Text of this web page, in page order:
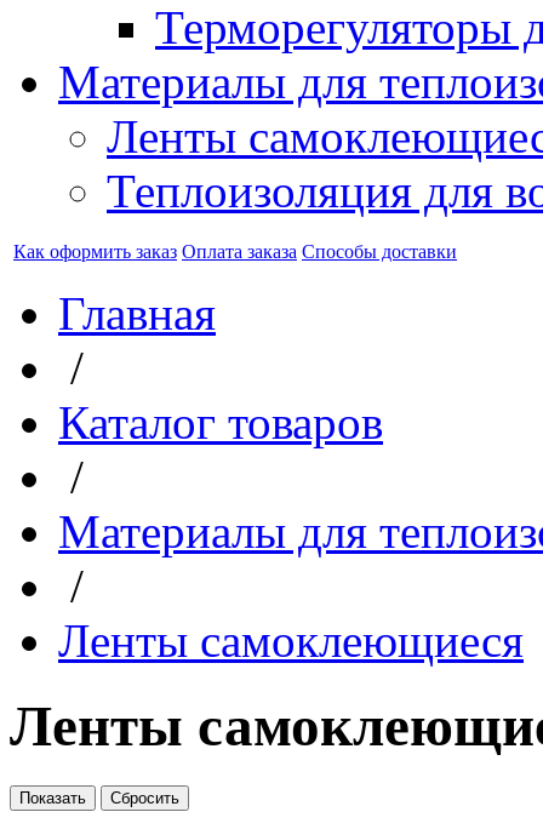
Терморегуляторы
Материалы для
Ленты
Теплоизоляция для
Как оформить заказ Оплата заказа Способы доставки
Главная
/
Каталог товаров
/
Материалы для
/
Ленты самоклеющиеся
Ленты